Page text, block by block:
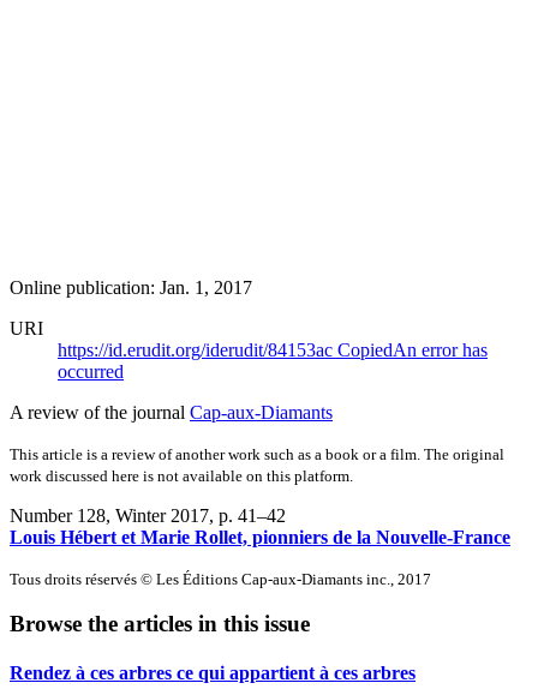
Online publication: Jan. 1, 2017
URI
https://id.erudit.org/iderudit/84153ac CopiedAn error has
occurred
A review of the journal Cap-aux-Diamants
This article is a review of another work such as a book or a film. The original
work discussed here is not available on this platform.
Number 128, Winter 2017, p. 41–42
Louis Hébert et Marie Rollet, pionniers de la Nouvelle-France
Tous droits réservés © Les Éditions Cap-aux-Diamants inc., 2017
Browse the articles in this issue
Rendez à ces arbres ce qui appartient à ces arbres